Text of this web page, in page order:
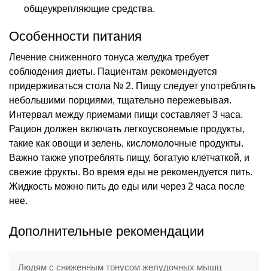
общеукрепляющие средства.
Особенности питания
Лечение сниженного тонуса желудка требует
соблюдения диеты. Пациентам рекомендуется
придерживаться стола № 2. Пищу следует употреблять
небольшими порциями, тщательно пережевывая.
Интервал между приемами пищи составляет 3 часа.
Рацион должен включать легкоусвояемые продукты,
такие как овощи и зелень, кисломолочные продукты.
Важно также употреблять пищу, богатую клетчаткой, и
свежие фрукты. Во время еды не рекомендуется пить.
Жидкость можно пить до еды или через 2 часа после
нее.
Дополнительные рекомендации
Людям с сниженным тонусом желудочных мышц